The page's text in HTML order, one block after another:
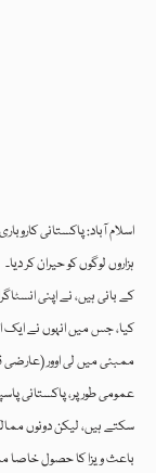
اسلام آباد: پاکستانی
ہزاروں لوگوں کو حیران کر دیا۔
کیا، جس میں انہوں نے ایک
ممبئی میں لی اوور (عارضی
عمومی طور پر، پاکستانی
سکتے ہیں، لیکن دونوں
باعث ویزا کا حصول خاصا